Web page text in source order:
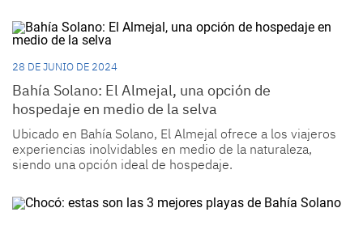
28 DE JUNIO DE 2024
Bahía Solano: El Almejal, una opción de
hospedaje en medio de la selva
Ubicado en Bahía Solano, El Almejal ofrece a los viajeros
experiencias inolvidables en medio de la naturaleza,
siendo una opción ideal de hospedaje.